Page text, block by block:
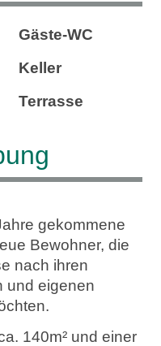
Gäste-WC
Keller
Terrasse
gekommene
Bewohner, die
nach ihren
und eigenen
140m² und einer